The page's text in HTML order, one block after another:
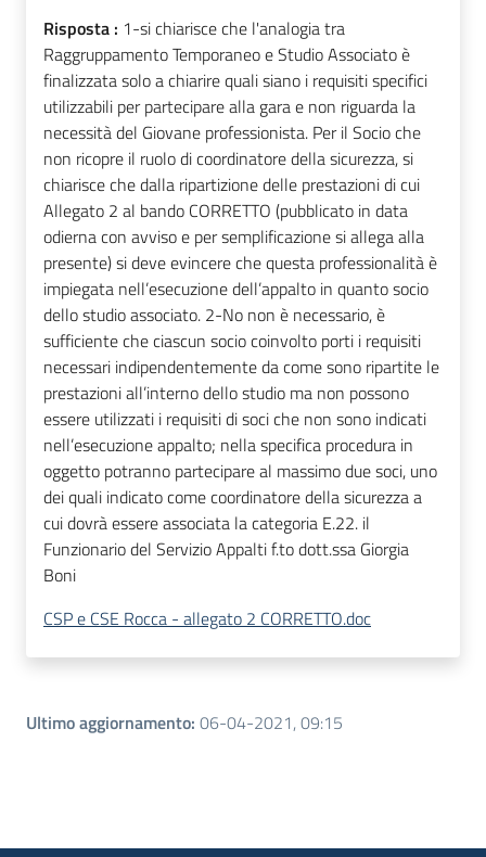
Risposta : 1-si chiarisce che l'analogia tra
Raggruppamento Temporaneo e Studio Associato è
finalizzata solo a chiarire quali siano i requisiti specifici
utilizzabili per partecipare alla gara e non riguarda la
necessità del Giovane professionista. Per il Socio che
non ricopre il ruolo di coordinatore della sicurezza, si
chiarisce che dalla ripartizione delle prestazioni di cui
Allegato 2 al bando CORRETTO (pubblicato in data
odierna con avviso e per semplificazione si allega alla
presente) si deve evincere che questa professionalità è
impiegata nell’esecuzione dell’appalto in quanto socio
dello studio associato. 2-No non è necessario, è
sufficiente che ciascun socio coinvolto porti i requisiti
necessari indipendentemente da come sono ripartite le
prestazioni all’interno dello studio ma non possono
essere utilizzati i requisiti di soci che non sono indicati
nell’esecuzione appalto; nella specifica procedura in
oggetto potranno partecipare al massimo due soci, uno
dei quali indicato come coordinatore della sicurezza a
cui dovrà essere associata la categoria E.22. il
Funzionario del Servizio Appalti f.to dott.ssa Giorgia
Boni
CSP e CSE Rocca - allegato 2 CORRETTO.doc
Ultimo aggiornamento: 06-04-2021, 09:15